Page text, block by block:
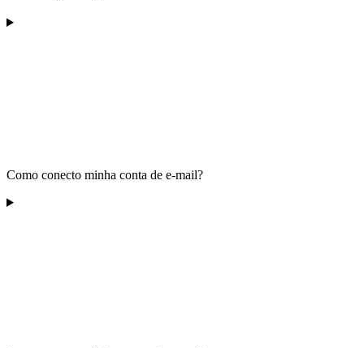
Como conecto minha conta de e-mail?